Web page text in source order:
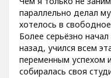
параллельно делал
хотелось в
Более серьёзно
назад, учился всем
переменным успехом
собиралась своя